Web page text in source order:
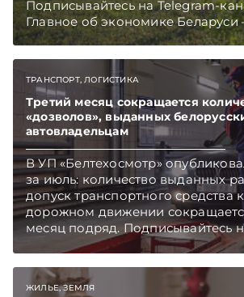
Подписывайтесь на
Главное об экономике
чем в новостях TelegramViber
ТРАНСПОРТ, ЛОГИСТИКА
Третий месяц сокращается
«дозволов», выданных
автовладельцам
В УП «Белтехосмотр»
за июль: количество выданных
допуск транспортного средства
дорожном движении
месяц подряд. Подписывайтесь
Telegram‑канал и Viber. Главное
TelegramViber
ЖИЛЬЕ, ЗЕМЛЯ